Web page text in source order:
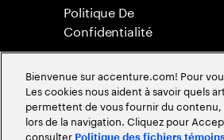
Politique De
Confidentialité
Bienvenue sur accenture.com! Pour
Les cookies nous aident à savoir quels
permettent de vous fournir du contenu,
lors de la navigation. Cliquez pour
consulter Politique des fichiers